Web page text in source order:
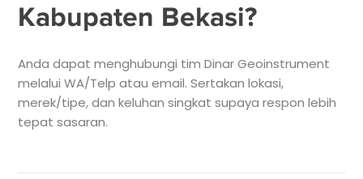
Kabupaten Bekasi?
Anda dapat menghubungi tim Dinar Geoinstrument
melalui WA/Telp atau email. Sertakan lokasi,
merek/tipe, dan keluhan singkat supaya respon lebih
tepat sasaran.